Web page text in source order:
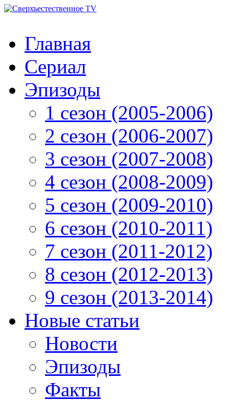
Главная
Сериал
Эпизоды
1 сезон (2005-2006)
2 сезон (2006-2007)
3 сезон (2007-2008)
4 сезон (2008-2009)
5 сезон (2009-2010)
6 сезон (2010-2011)
7 сезон (2011-2012)
8 сезон (2012-2013)
9 сезон (2013-2014)
Новые статьи
Новости
Эпизоды
Факты